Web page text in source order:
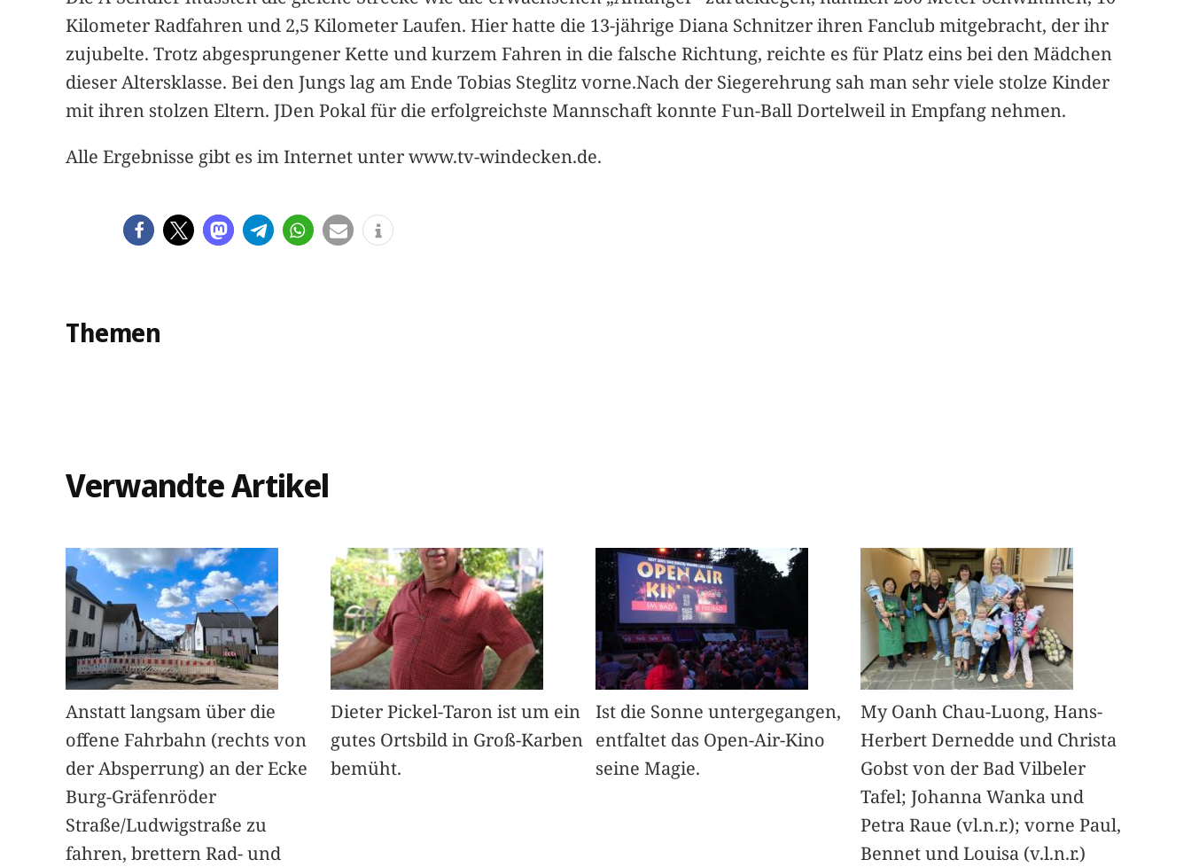
Kilometer Radfahren und 2,5 Kilometer Laufen. Hier hatte die 13-jährige Diana Schnitzer ihren Fanclub mitgebracht, der ihr
zujubelte. Trotz abgesprungener Kette und kurzem Fahren in die falsche Richtung, reichte es für Platz eins bei den Mädchen
dieser Altersklasse. Bei den Jungs lag am Ende Tobias Steglitz vorne.Nach der Siegerehrung sah man sehr viele stolze Kinder
mit ihren stolzen Eltern. JDen Pokal für die erfolgreichste Mannschaft konnte Fun-Ball Dortelweil in Empfang nehmen.
Alle Ergebnisse gibt es im Internet unter www.tv-windecken.de.
Themen
Verwandte Artikel
Anstatt langsam über die
offene Fahrbahn (rechts von
der Absperrung) an der Ecke
Burg-Gräfenröder
Straße/Ludwigstraße zu
fahren, brettern Rad- und
Dieter Pickel-Taron ist um ein
gutes Ortsbild in Groß-Karben
bemüht.
Ist die Sonne untergegangen,
entfaltet das Open-Air-Kino
seine Magie.
My Oanh Chau-Luong, Hans-
Herbert Dernedde und Christa
Gobst von der Bad Vilbeler
Tafel; Johanna Wanka und
Petra Raue (vl.n.r.); vorne Paul,
Bennet und Louisa (v.l.n.r.)